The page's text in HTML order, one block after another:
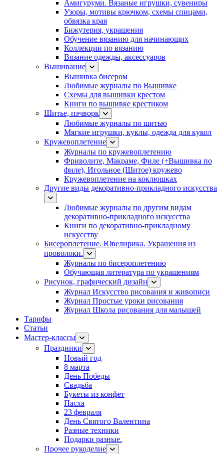
Амигуруми. Вязаные игрушки, сувениры
Узоры, мотивы крючком, схемы спицами,
обвязка края
Бижутерия, украшения
Обучение вязанию для начинающих
Коллекции по вязанию
Вязание одежды, аксессуаров
Вышивание
Вышивка бисером
Любимые журналы по Вышивке
Схемы для вышивки крестом
Книги по вышивке крестиком
Шитье, пэчворк
Любимые журналы по шитью
Мягкие игрушки, куклы, одежда для кукол
Кружевоплетение
Журналы по кружевоплетению
Фриволите, Макраме, Филе (+Вышивка по
филе), Игольное (Шитое) кружево
Кружевоплетение на коклюшках
Другие виды декоративно-прикладного искусства
Любимые журналы по другим видам
декоративно-прикладного искусства
Книги по декоративно-прикладному
искусству
Бисероплетение. Ювелирика. Украшения из
проволоки.
Журналы по бисероплетению
Обучающая литература по украшениям
Рисунок, графический дизайн
Журнал Искусство рисования и живописи
Журнал Простые уроки рисования
Журнал Школа рисования для малышей
Тарифы
Статьи
Мастер-классы
Праздники
Новый год
8 марта
День Победы
Свадьба
Букеты из конфет
Пасха
23 февраля
День Святого Валентина
Разные техники
Подарки разные.
Прочее рукоделие